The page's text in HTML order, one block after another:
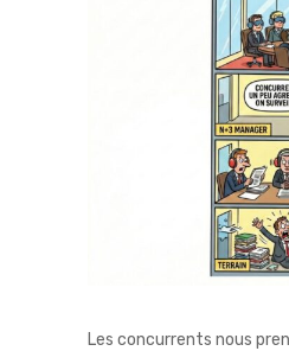
Les concurrents nous